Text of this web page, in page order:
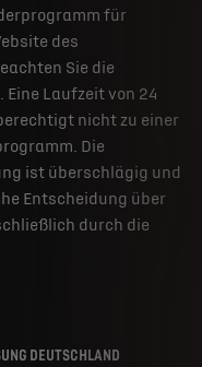
für
des
Sie die
Laufzeit von 24
nicht zu einer
Die
ist überschlägig und
Entscheidung über
durch die
DEUTSCHLAND